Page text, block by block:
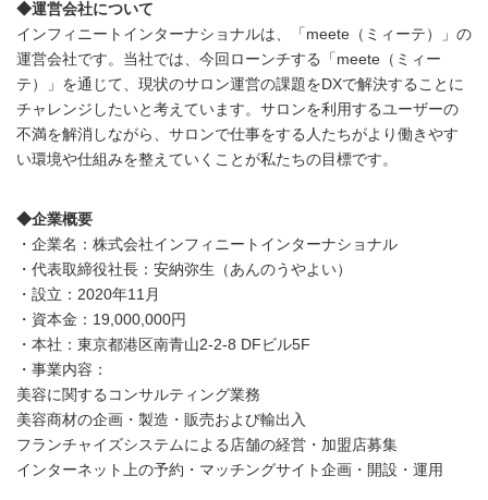
◆運営会社について
インフィニートインターナショナルは、「meete（ミィーテ）」の
運営会社です。当社では、今回ローンチする「meete（ミィー
テ）」を通じて、現状のサロン運営の課題をDXで解決することに
チャレンジしたいと考えています。サロンを利用するユーザーの
不満を解消しながら、サロンで仕事をする人たちがより働きやす
い環境や仕組みを整えていくことが私たちの目標です。
◆企業概要
・企業名：株式会社インフィニートインターナショナル
・代表取締役社長：安納弥生（あんのうやよい）
・設立：2020年11月
・資本金：19,000,000円
・本社：東京都港区南青山2-2-8 DFビル5F
・事業内容：
美容に関するコンサルティング業務
美容商材の企画・製造・販売および輸出入
フランチャイズシステムによる店舗の経営・加盟店募集
インターネット上の予約・マッチングサイト企画・開設・運用